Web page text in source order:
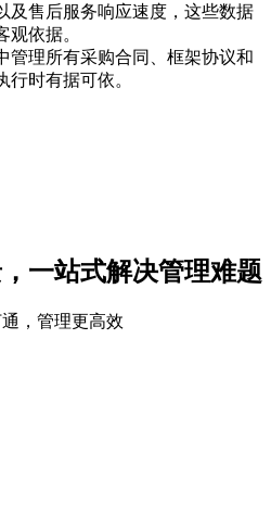
及售后服务响应速度，这些数据
观依据。
管理所有采购合同、框架协议和
时有据可依。
一站式解决管理难题
，管理更高效